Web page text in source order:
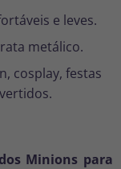
e leves.
metálico.
cosplay, festas
Minions para